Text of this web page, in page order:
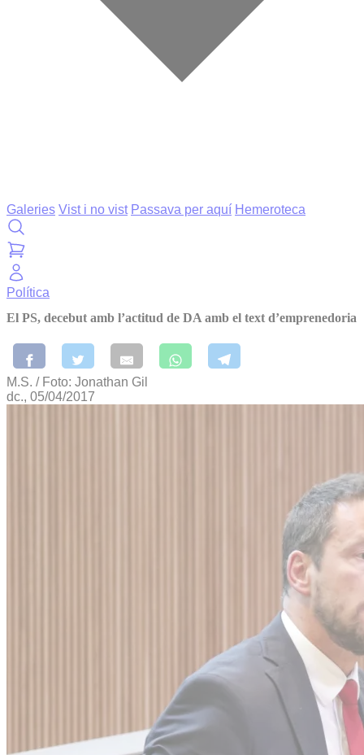
Galeries Vist i no vist Passava per aquí Hemeroteca
Política
El PS, decebut amb l’actitud de DA amb el text d’emprenedoria
M.S. / Foto: Jonathan Gil
dc., 05/04/2017